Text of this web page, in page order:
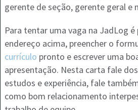
gerente de seção, gerente geral e
Para tentar uma vaga na JadLog é
endereço acima, preencher o
currículo pronto e escrever uma
apresentação. Nesta carta fale
estudos e experiência, fale
como bom relacionamento